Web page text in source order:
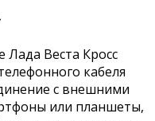
Веста Кросс
кабеля
с внешними
или планшеты,